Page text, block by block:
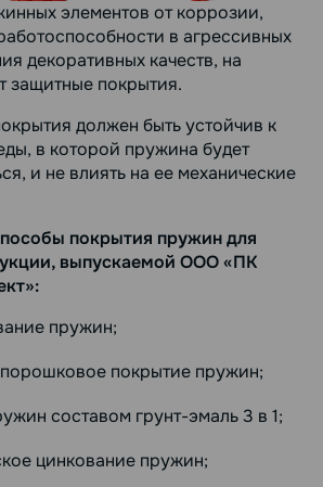
элементов от коррозии,
в агрессивных
декоративных качеств, на
защитные покрытия.
должен быть устойчив к
в которой пружина будет
и не влиять на ее механические
покрытия пружин для
выпускаемой ООО «ПК
пружин;
покрытие пружин;
составом грунт-эмаль 3 в 1;
цинкование пружин;